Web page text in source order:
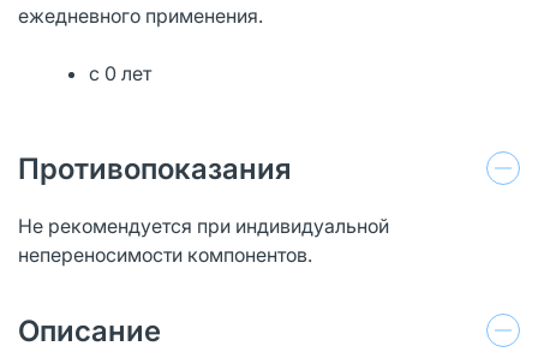
ежедневного применения.
с 0 лет
Противопоказания
Не рекомендуется при индивидуальной
непереносимости компонентов.
Описание